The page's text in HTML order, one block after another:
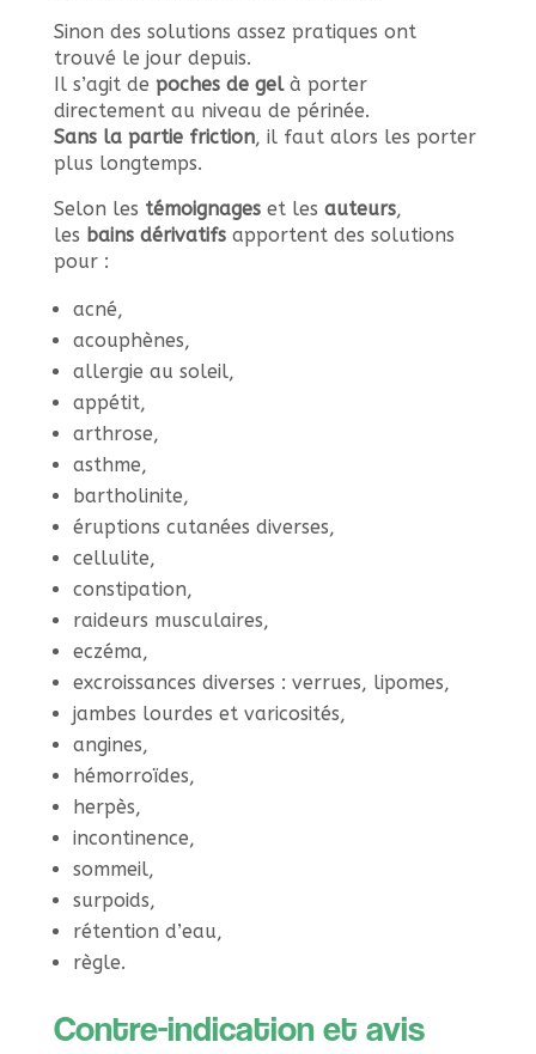
Sinon des solutions assez pratiques ont
trouvé le jour depuis.
Il s’agit de poches de gelà porter
directement au niveau de périnée.
Sans la partie friction, il faut alors les porter
plus longtemps.
Selon les témoignageset les auteurs,
les bains dérivatifsapportent des solutions
pour :
acné,
acouphènes,
allergie au soleil,
appétit,
arthrose,
asthme,
bartholinite,
éruptions cutanées diverses,
cellulite,
constipation,
raideurs musculaires,
eczéma,
excroissances diverses : verrues, lipomes,
jambes lourdes et varicosités,
angines,
hémorroïdes,
herpès,
incontinence,
sommeil,
surpoids,
rétention d’eau,
règle.
Contre-indication et avis